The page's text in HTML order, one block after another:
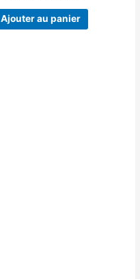
Ajouter au panier